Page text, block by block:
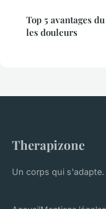
Top 5 avantages
les douleurs
Therapizone
Un corps qui